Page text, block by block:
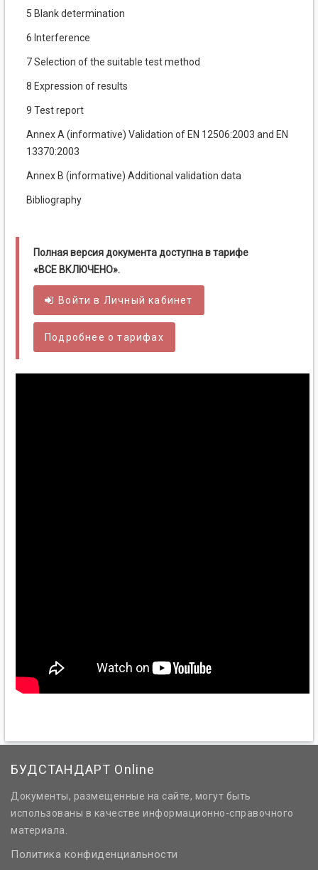
5 Blank determination
6 Interference
7 Selection of the suitable test method
8 Expression of results
9 Test report
Annex A (informative) Validation of EN 12506:2003 and EN
13370:2003
Annex В (informative) Additional validation data
Bibliography
Полная версия документа доступна в тарифе
«ВСЕ ВКЛЮЧЕНО».
Войти в Личный кабинет
Подробнее о тарифах
БУДСТАНДАРТ Online
Документы, размещенные на сайте, могут быть
использованы в качестве информационно-справочного
материала.
Политика конфиденциальности